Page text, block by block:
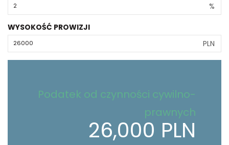
%
WYSOKOŚĆ PROWIZJI
PLN
Podatek od czynności cywilno-
prawnych
26,000 PLN